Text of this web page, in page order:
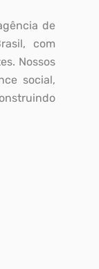
de
com
Nossos
social,